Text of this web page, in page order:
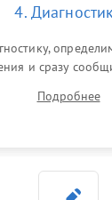
4.
и сразу
Подробнее